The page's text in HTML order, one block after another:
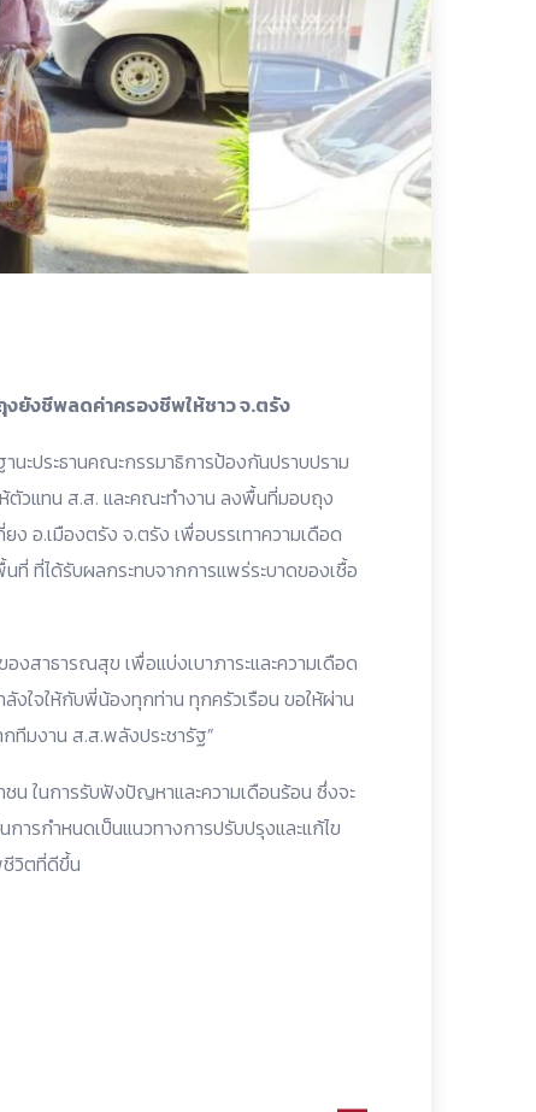
ยังชีพลดค่าครองชีพให้ชาว จ.ตรัง
นะประธานคณะกรรมาธิการป้องกันปราบปราม
ตัวแทน ส.ส. และคณะทำงาน ลงพื้นที่มอบถุง
อ.เมืองตรัง จ.ตรัง เพื่อบรรเทาความเดือด
ที่ ที่ได้รับผลกระทบจากการแพร่ระบาดของเชื้อ
งสาธารณสุข เพื่อแบ่งเบาภาระและความเดือด
งใจให้กับพี่น้องทุกท่าน ทุกครัวเรือน ขอให้ผ่าน
ทีมงาน ส.ส.พลังประชารัฐ”
น ในการรับฟังปัญหาและความเดือนร้อน ซึ่งจะ
ารกำหนดเป็นแนวทางการปรับปรุงและแก้ไข
วิตที่ดีขึ้น